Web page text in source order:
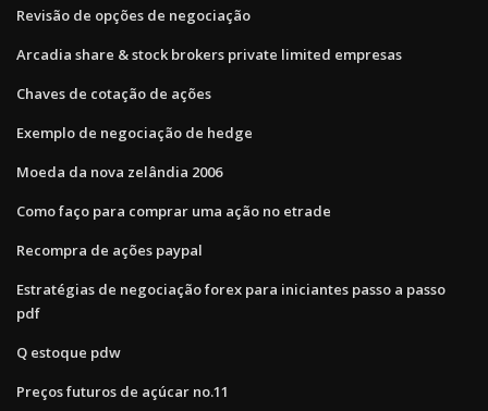
Revisão de opções de negociação
Arcadia share & stock brokers private limited empresas
Chaves de cotação de ações
Exemplo de negociação de hedge
Moeda da nova zelândia 2006
Como faço para comprar uma ação no etrade
Recompra de ações paypal
Estratégias de negociação forex para iniciantes passo a passo
pdf
Q estoque pdw
Preços futuros de açúcar no.11